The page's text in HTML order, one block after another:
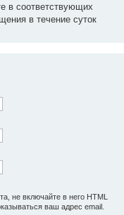
в соответствующих
в течение суток
не включайте в него HTML
ваш адрес email.